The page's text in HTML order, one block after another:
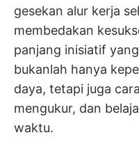
gesekan alur kerja
membedakan
panjang inisiatif
bukanlah hanya
daya, tetapi juga
mengukur, dan
waktu.